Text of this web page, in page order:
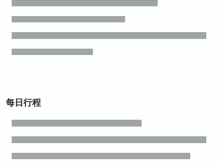
每日行程